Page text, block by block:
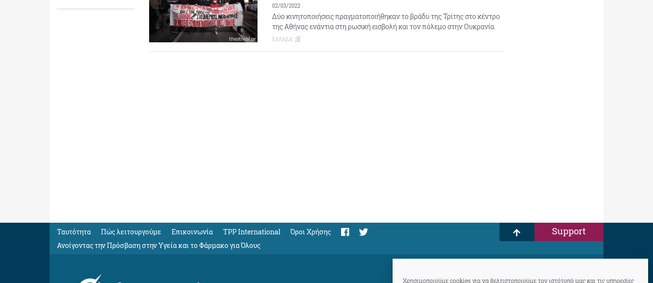
Χρησιμοποιούμε cookies για να βελτιστοποιούμε τον ιστότοπό μας και τις υπηρεσίες
02/03/2022
Δύο κινητοποιήσεις πραγματοποιήθηκαν το βράδυ της Τρίτης στο κέντρο
της Αθήνας ενάντια στη ρωσική εισβολή και τον πόλεμο στην Ουκρανία.
ΕΛΛΑΔΑ
Ταυτότητα Πώς λειτουργούμε Eπικοινωνία TPP International
Όροι Χρήσης
Ανοίγοντας την Πρόσβαση στην Υγεία και το Φάρμακο για Όλους
Support